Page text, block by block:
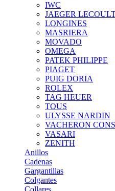
IWC
JAEGER
LONGINES
MASRIERA
MOVADO
OMEGA
PATEK PHILIPPE
PIAGET
PUIG DORIA
ROLEX
TAG HEUER
TOUS
ULYSSE NARDIN
VACHERON
VASARI
ZENITH
Anillos
Cadenas
Gargantillas
Colgantes
Collares